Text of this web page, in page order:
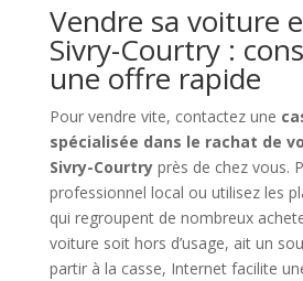
Vendre sa voiture
Sivry-Courtry :
une offre rapide
Pour vendre vite, contactez une
spécialisée dans le rachat de
Sivry-Courtryprès de chez vous.
professionnel local ou utilisez les
qui regroupent de nombreux
voiture soit hors d’usage, ait un
partir à la casse, Internet facilite